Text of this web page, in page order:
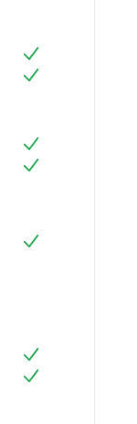
Oui
Oui
Oui